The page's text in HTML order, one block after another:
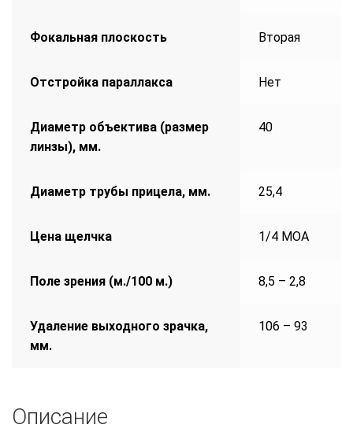
Фокальная плоскость Вторая
Отстройка параллакса Нет
Диаметр объектива (размер
линзы), мм.
40
Диаметр трубы прицела, мм. 25,4
Цена щелчка 1/4 MOA
Поле зрения (м./100 м.) 8,5 – 2,8
Удаление выходного зрачка,
мм.
106 – 93
Описание